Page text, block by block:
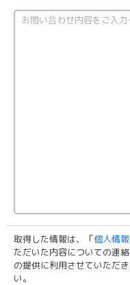
取得した情報は、「個人情
ただいた内容についての連
の提供に利用させていただ
い。